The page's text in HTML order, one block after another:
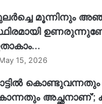
മൂന്നിനും
May 15, 2026